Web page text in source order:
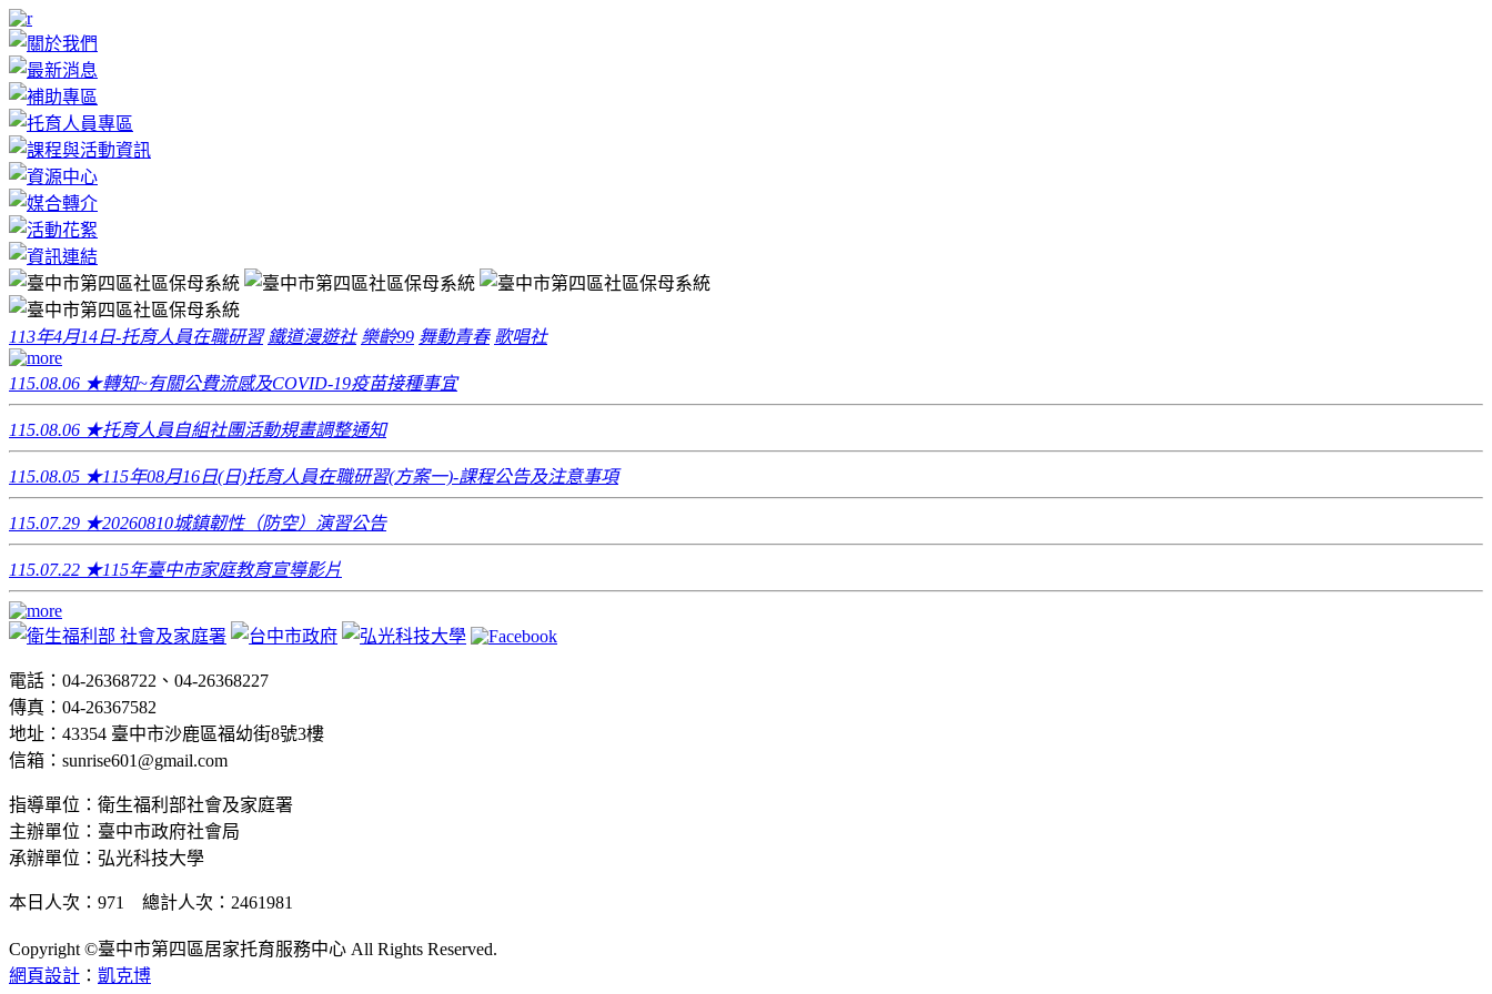
113年4月14日-托育人員在職研習 鐵道漫遊社 樂齡99 舞動青春 歌唱社
115.08.06 ★轉知~有關公費流感及COVID-19疫苗接種事宜
115.08.06 ★托育人員自組社團活動規畫調整通知
115.08.05 ★115年08月16日(日)托育人員在職研習(方案一)-課程公告及注意事項
115.07.29 ★20260810城鎮韌性（防空）演習公告
115.07.22 ★115年臺中市家庭教育宣導影片
電話：04-26368722、04-26368227
傳真：04-26367582
地址：43354 臺中市沙鹿區福幼街8號3樓
信箱：sunrise601@gmail.com
指導單位：衛生福利部社會及家庭署
主辦單位：臺中市政府社會局
承辦單位：弘光科技大學
本日人次：971 總計人次：2461981
Copyright ©臺中市第四區居家托育服務中心 All Rights Reserved.
網頁設計 ： 凱克博